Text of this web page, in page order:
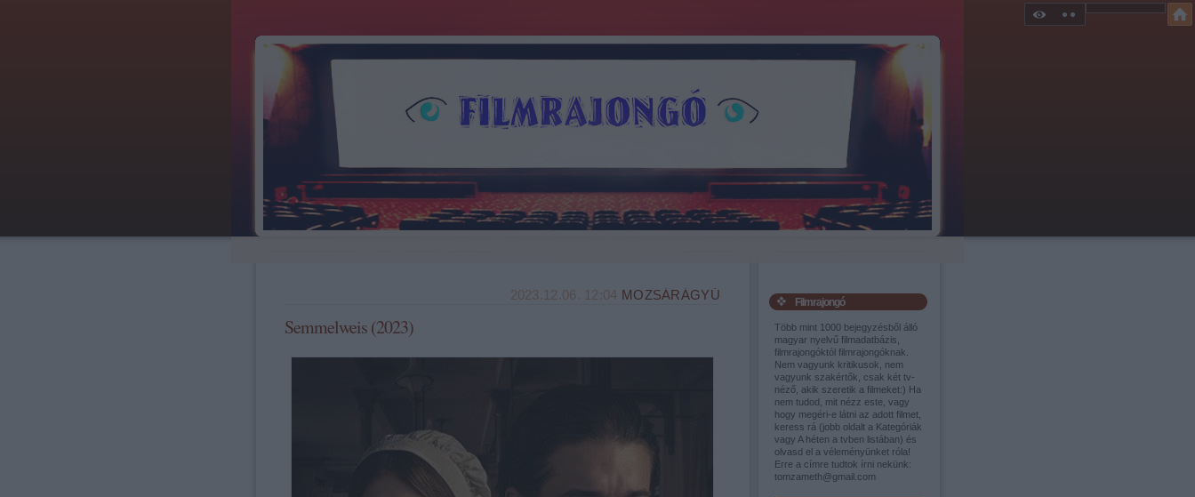
Filmrajongó
Több mint 1000 bejegyzésből álló
magyar nyelvű filmadatbázis,
filmrajongóktól filmrajongóknak.
Nem vagyunk kritikusok, nem
vagyunk szakértők, csak két tv-
néző, akik szeretik a filmeket:) Ha
nem tudod, mit nézz este, vagy
hogy megéri-e látni az adott filmet,
keress rá (jobb oldalt a Kategóriák
vagy A héten a tvben listában) és
olvasd el a véleményünket róla!
Erre a címre tudtok írni nekünk:
tomzameth@gmail.com
2023.12.06. 12:04 MOZSÁRÁGYÚ
Semmelweis (2023)